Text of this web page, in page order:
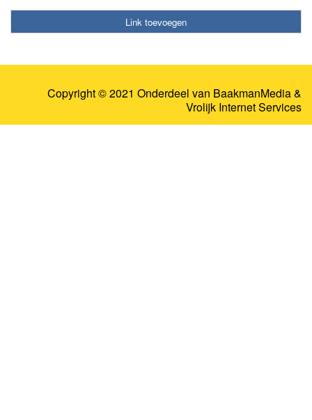
Link toevoegen
Copyright © 2021 Onderdeel van BaakmanMedia&
Vrolijk Internet Services